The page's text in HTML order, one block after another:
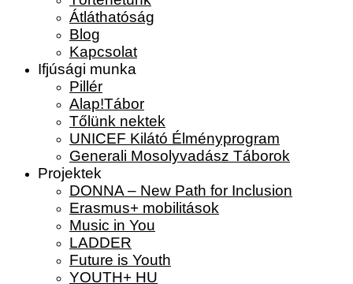
Átláthatóság
Blog
Kapcsolat
Ifjúsági munka
Pillér
Alap!Tábor
Tőlünk nektek
UNICEF Kilátó Élményprogram
Generali Mosolyvadász Táborok
Projektek
DONNA – New Path for Inclusion
Erasmus+ mobilitások
Music in You
LADDER
Future is Youth
YOUTH+ HU